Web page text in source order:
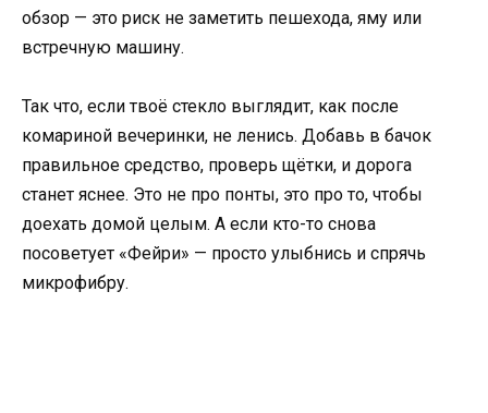
обзор — это риск не заметить пешехода, яму или
встречную машину.
Так что, если твоё стекло выглядит, как после
комариной вечеринки, не ленись. Добавь в бачок
правильное средство, проверь щётки, и дорога
станет яснее. Это не про понты, это про то, чтобы
доехать домой целым. А если кто-то снова
посоветует «Фейри» — просто улыбнись и спрячь
микрофибру.